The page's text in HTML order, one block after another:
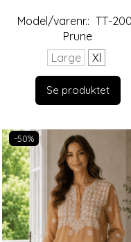
Model/varenr.: TT-
Prune
Large
Xl
Se produktet
-50%